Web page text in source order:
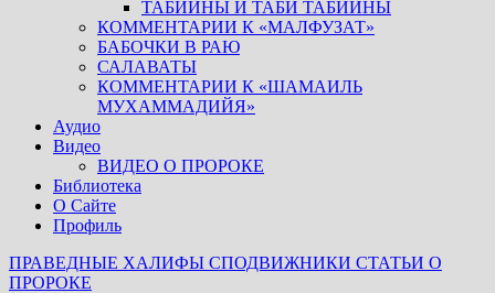
ТАБИИНЫ И ТАБИ ТАБИИНЫ
КОММЕНТАРИИ К «МАЛФУЗАТ»
БАБОЧКИ В РАЮ
САЛАВАТЫ
КОММЕНТАРИИ К «ШАМАИЛЬ
МУХАММАДИЙЯ»
Аудио
Видео
ВИДЕО О ПРОРОКЕ
Библиотека
О Сайте
Профиль
ПРАВЕДНЫЕ ХАЛИФЫ СПОДВИЖНИКИ СТАТЬИ О
ПРОРОКЕ